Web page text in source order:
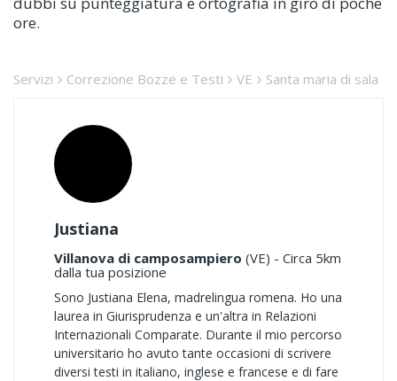
ore.
Servizi Correzione Bozze e Testi VE Santa maria di sala
Justiana
Villanova di camposampiero (VE) - Circa 5km
dalla tua posizione
Sono Justiana Elena, madrelingua romena. Ho una
laurea in Giurisprudenza e un'altra in Relazioni
Internazionali Comparate. Durante il mio percorso
universitario ho avuto tante occasioni di scrivere
diversi testi in italiano, inglese e francese e di fare